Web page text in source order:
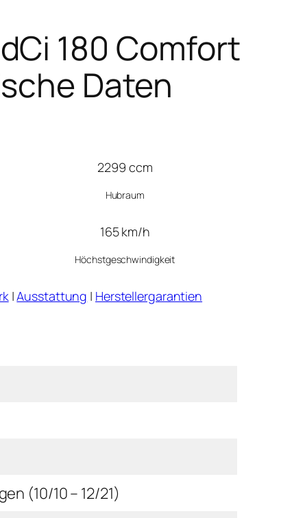
180 Comfort
Daten
2299 ccm
Hubraum
165 km/h
Höchstgeschwindigkeit
|Ausstattung | Herstellergarantien
(10/10 – 12/21)